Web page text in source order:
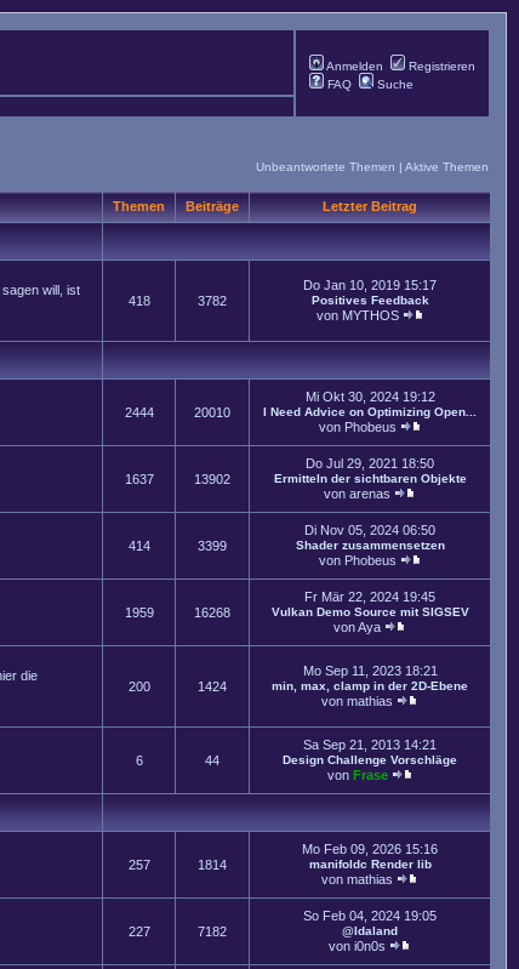
Anmelden
Registrieren
FAQ
Suche
Unbeantwortete Themen | Aktive Themen
Themen Beiträge Letzter Beitrag
will, ist
418 3782
Do Jan 10, 2019 15:17
Positives Feedback
von MYTHOS
2444 20010
Mi Okt 30, 2024 19:12
I Need Advice on Optimizing Open...
von Phobeus
1637 13902
Do Jul 29, 2021 18:50
Ermitteln der sichtbaren Objekte
von arenas
414 3399
Di Nov 05, 2024 06:50
Shader zusammensetzen
von Phobeus
1959 16268
Fr Mär 22, 2024 19:45
Vulkan Demo Source mit SIGSEV
vonAya
die
200 1424
Mo Sep 11, 2023 18:21
min, max, clamp in der 2D-Ebene
von mathias
6 44
Sa Sep 21, 2013 14:21
Design Challenge Vorschläge
von Frase
257 1814
Mo Feb 09, 2026 15:16
manifoldc Render lib
von mathias
227 7182
So Feb 04, 2024 19:05
@Idaland
von i0n0s